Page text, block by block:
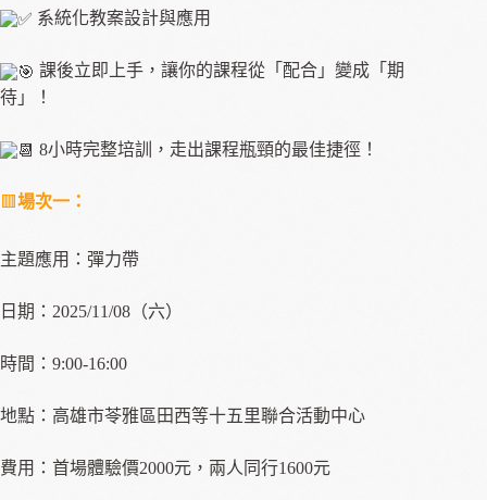
系統化教案設計與應用
課後立即上手，讓你的課程從「配合」變成「期
待」！
8小時完整培訓，走出課程瓶頸的最佳捷徑！
🟥場次一 ：
主題應用：彈力帶
日期：2025/11/08（六）
時間：9:00-16:00
地點：高雄市苓雅區田西等十五里聯合活動中心
費用：首場體驗價2000元，兩人同行1600元